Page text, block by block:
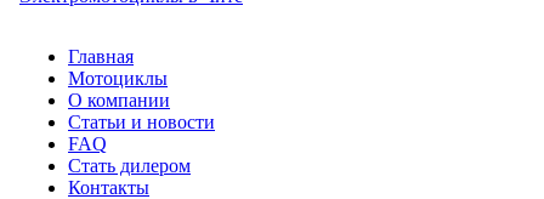
Главная
Мотоциклы
О компании
Статьи и новости
FAQ
Стать дилером
Контакты